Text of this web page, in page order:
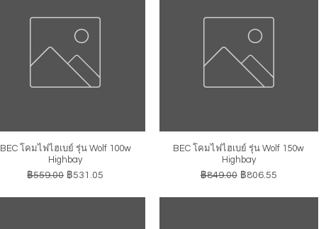
ดูข้อมูลด่วน
BEC โคมไฟไฮเบย์ รุ่น Wolf 100w
Highbay
ราคาปกติ
฿559.00 ราคาขายลด
฿531.05
ดูข้อมูลด่วน
BEC โคมไฟไฮเบย์ รุ่น Wolf 150w
Highbay
ราคาปกติ
฿849.00 ราคาขายลด
฿806.55